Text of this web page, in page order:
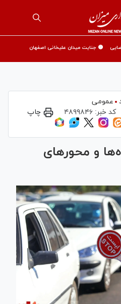
🟡 جنایت میدان علیخانی اصفهان
عمومی
کد خبر: ۴۸۹۹۸۴۶ چاپ
و محور‌های